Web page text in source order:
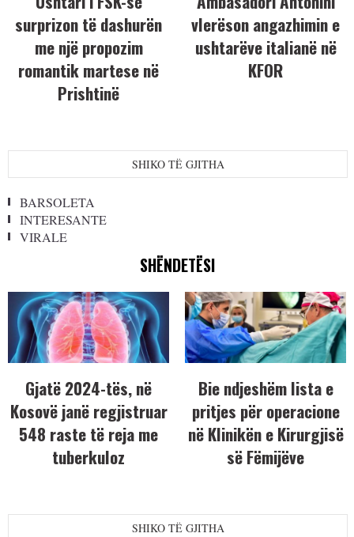
surprizon të dashurën
me një propozim
romantik martese në
Prishtinë
vlerëson angazhimin e
ushtarëve italianë në
KFOR
SHIKO TË GJITHA
BARSOLETA
INTERESANTE
VIRALE
SHËNDETËSI
Gjatë 2024-tës, në
Kosovë janë regjistruar
548 raste të reja me
tuberkuloz
Bie ndjeshëm lista e
pritjes për operacione
në Klinikën e Kirurgjisë
së Fëmijëve
SHIKO TË GJITHA